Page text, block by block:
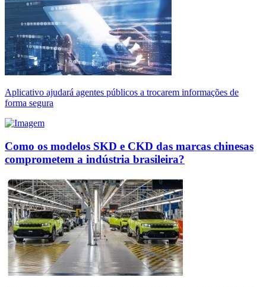
Aplicativo ajudará agentes públicos a trocarem informações de
forma segura
Como os modelos SKD e CKD das marcas chinesas
comprometem a indústria brasileira?